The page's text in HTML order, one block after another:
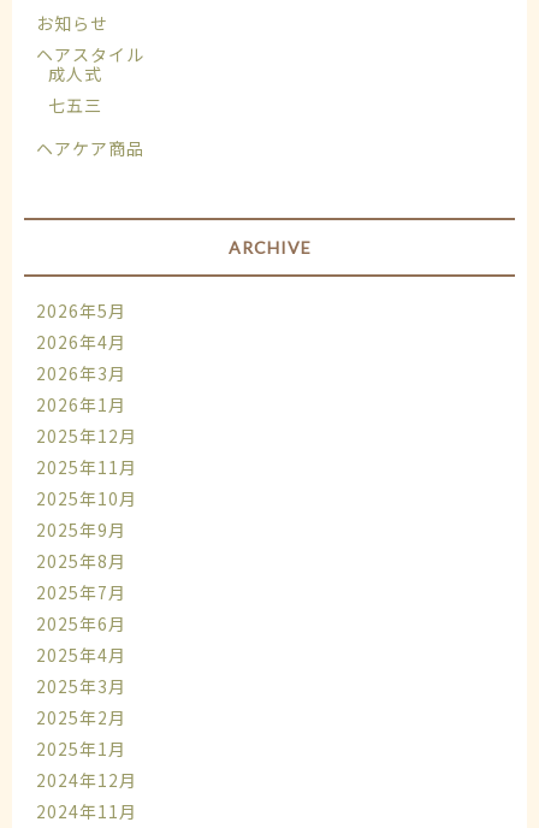
お知らせ
ヘアスタイル
成人式
七五三
ヘアケア商品
ARCHIVE
2026年5月
2026年4月
2026年3月
2026年1月
2025年12月
2025年11月
2025年10月
2025年9月
2025年8月
2025年7月
2025年6月
2025年4月
2025年3月
2025年2月
2025年1月
2024年12月
2024年11月